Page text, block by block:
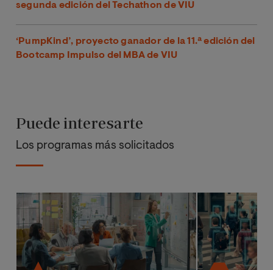
segunda edición del Techathon de VIU
‘PumpKind’, proyecto ganador de la 11.ª edición del
Bootcamp Impulso del MBA de VIU
Puede interesarte
Los programas más solicitados